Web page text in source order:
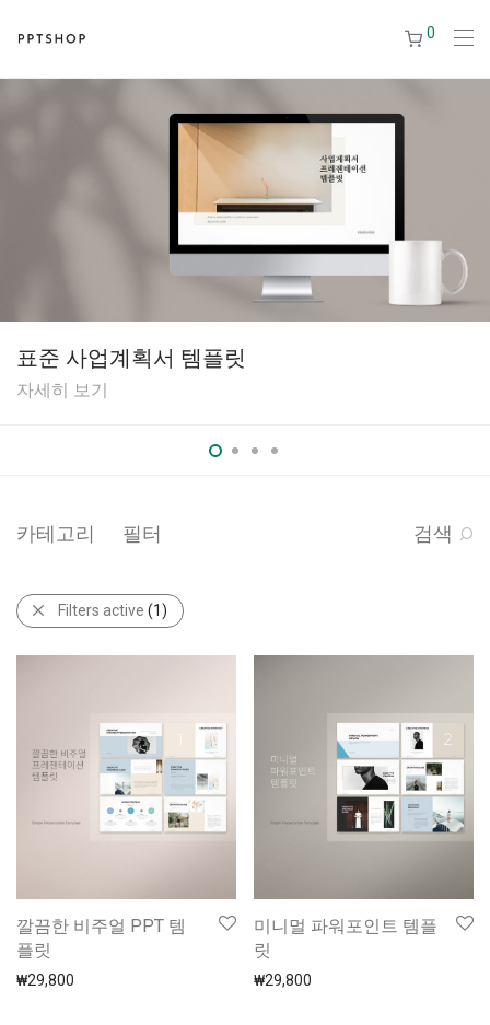
0
표준 사업계획서 템플릿
자세히 보기
카테고리 필터 검색
Filters active (1)
깔끔한 비주얼 PPT 템
플릿
₩29,800
미니멀 파워포인트 템플
릿
₩29,800